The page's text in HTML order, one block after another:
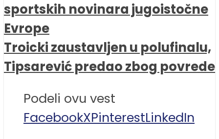
sportskih novinara jugoistočne
Evrope
Troicki zaustavljen u polufinalu,
Tipsarević predao zbog povrede
Podeli ovu vest
FacebookXPinterestLinkedIn